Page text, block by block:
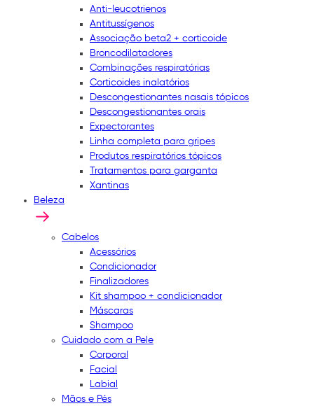
Anti-leucotrienos
Antitussígenos
Associação beta2 + corticoide
Broncodilatadores
Combinações respiratórias
Corticoides inalatórios
Descongestionantes nasais tópicos
Descongestionantes orais
Expectorantes
Linha completa para gripes
Produtos respiratórios tópicos
Tratamentos para garganta
Xantinas
Beleza
Cabelos
Acessórios
Condicionador
Finalizadores
Kit shampoo + condicionador
Máscaras
Shampoo
Cuidado com a Pele
Corporal
Facial
Labial
Mãos e Pés